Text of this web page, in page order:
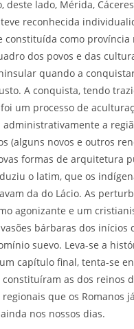
lado, Mérida,
reconhecida
como província
dos povos e das
quando a
A conquista, tendo
um processo de
a
(alguns novos e outros
formas de arquitetura
o latim, que os
da do Lácio. As
agonizante e um
bárbaras dos inícios
suevo. Leva-se a
capítulo final, tenta-se
as dos reinos
que os Romanos
nos nossos dias.